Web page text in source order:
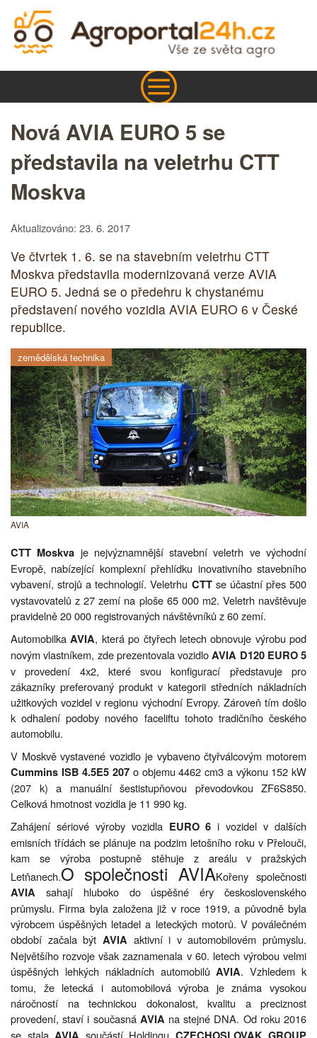
Nová AVIA EURO 5 se
představila na veletrhu CTT
Moskva
Aktualizováno: 23. 6. 2017
Ve čtvrtek 1. 6. se na stavebním veletrhu CTT
Moskva představila modernizovaná verze AVIA
EURO 5. Jedná se o předehru k chystanému
představení nového vozidla AVIA EURO 6 v České
republice.
zemědělská technika
AVIA
CTT Moskva je nejvýznamnější stavební veletrh ve východní
Evropě, nabízející komplexní přehlídku inovativního stavebního
vybavení, strojů a technologií. Veletrhu CTTse účastní přes 500
vystavovatelů z 27 zemí na ploše 65 000 m2. Veletrh navštěvuje
pravidelně 20 000 registrovaných návštěvníků z 60 zemí.
AutomobilkaAVIA, která po čtyřech letech obnovuje výrobu pod
novým vlastníkem, zde prezentovala vozidloAVIA D120 EURO 5
v provedení 4x2, které svou konfigurací představuje pro
zákazníky preferovaný produkt v kategorii středních nákladních
užitkových vozidel v regionu východní Evropy. Zároveň tím došlo
k odhalení podoby nového faceliftu tohoto tradičního českého
automobilu.
V Moskvě vystavené vozidlo je vybaveno čtyřválcovým motorem
Cummins ISB 4.5E5 207 o objemu 4462 cm3 a výkonu 152 kW
(207 k) a manuální šestistupňovou převodovkou ZF6S850.
Celková hmotnost vozidla je 11 990 kg.
Zahájení sériové výroby vozidlaEURO 6 i vozidel v dalších
emisních třídách se plánuje na podzim letošního roku v Přelouči,
kam se výroba postupně stěhuje z areálu v pražských
Letňanech.O společnosti AVIAKořeny společnosti
AVIA sahají hluboko do úspěšné éry československého
průmyslu. Firma byla založena již v roce 1919, a původně byla
výrobcem úspěšných letadel a leteckých motorů. V poválečném
období začala být AVIA aktivní i v automobilovém průmyslu.
Největšího rozvoje však zaznamenala v 60. letech výrobou velmi
úspěšných lehkých nákladních automobilůAVIA. Vzhledem k
tomu, že letecká i automobilová výroba je známa vysokou
náročností na technickou dokonalost, kvalitu a preciznost
provedení, staví i současná AVIA na stejné DNA. Od roku 2016
se stala
součástí Holdingu